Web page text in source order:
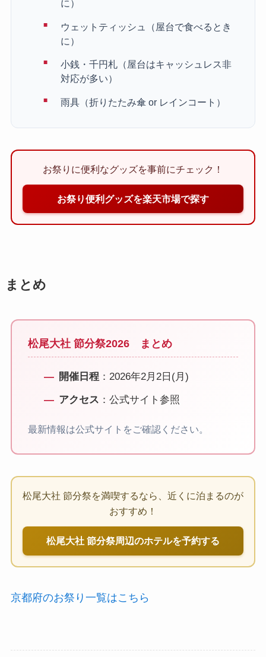
に）
ウェットティッシュ（屋台で食べるとき
に）
小銭・千円札（屋台はキャッシュレス非
対応が多い）
雨具（折りたたみ傘 or レインコート）
お祭りに便利なグッズを事前にチェック！
お祭り便利グッズを楽天市場で探す
まとめ
松尾大社 節分祭2026 まとめ
開催日程：2026年2月2日(月)
アクセス ：公式サイト参照
最新情報は公式サイトをご確認ください。
松尾大社 節分祭を満喫するなら、近くに泊まるのが
おすすめ！
松尾大社 節分祭周辺のホテルを予約する
京都府のお祭り一覧はこちら